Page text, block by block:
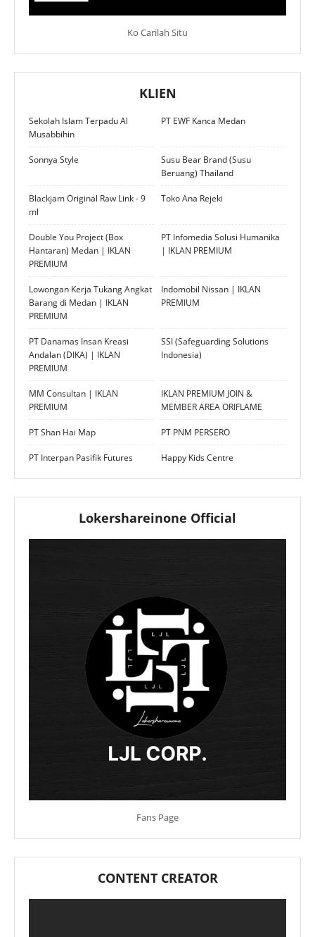
Ko Carilah Situ
KLIEN
Sekolah Islam Terpadu Al
Musabbihin
PT EWF Kanca Medan
Sonnya Style
Susu Bear Brand (Susu
Beruang) Thailand
Blackjam Original Raw Link - 9
ml
Toko Ana Rejeki
Double You Project (Box
Hantaran) Medan | IKLAN
PREMIUM
PT Infomedia Solusi Humanika
| IKLAN PREMIUM
Lowongan Kerja Tukang Angkat
Barang di Medan | IKLAN
PREMIUM
Indomobil Nissan | IKLAN
PREMIUM
PT Danamas Insan Kreasi
Andalan (DIKA) | IKLAN
PREMIUM
SSI (Safeguarding Solutions
Indonesia)
MM Consultan | IKLAN
PREMIUM
IKLAN PREMIUM JOIN &
MEMBER AREA ORIFLAME
PT Shan Hai Map PT PNM PERSERO
PT Interpan Pasifik Futures Happy Kids Centre
Lokershareinone Official
Fans Page
CONTENT CREATOR